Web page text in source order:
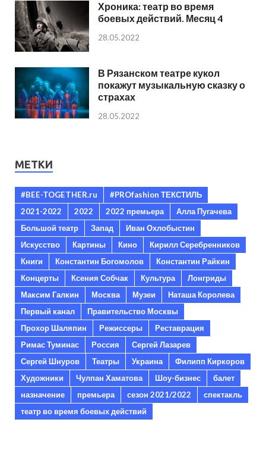
Хроника: театр во время
боевых действий. Месяц 4
28.05.2022
В Рязанском театре кукол
покажут музыкальную сказку о
страхах
28.05.2022
МЕТКИ
#BEE-TOGETHER.ru
#PROfashion ТЕКСТИЛЬ
2021-2022
2022 2022 премьера
Алла Пугачева
Большой театр
Запад
Иван Охлобыстин
Искусство
Картины Кино
Кирилл Серебренников
Книги
Константин Богомолов
Константин Райкин
Концерты
Ксения Собчак Культура
Лонгриды
Максим Галкин
Москва Музеи
Наташа Королева
Первый канал
Правительство Москвы
Прохор Шаляпин
Режиссеры
Реставрация
Римас Туминас
Россия
Сергей Лазарев
Сергей Шнуров
Театры Украина
Филипп Киркоров
Художники
Чулпан Хаматова Шоу-бизнес
балет
назначение
премьера сезон 2021/2022
спектакль
театр во время боевых действий